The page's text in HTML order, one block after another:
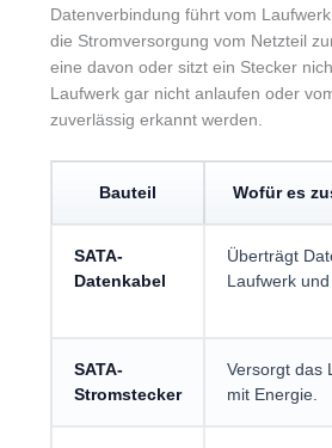
Datenverbindung führt vom
die Stromversorgung vom Netzteil
eine davon oder sitzt ein Stecker
Laufwerk gar nicht anlaufen oder
zuverlässig erkannt werden.
Bauteil Wofür es
SATA-
Datenkabel
Überträgt
Laufwerk
SATA-
Stromstecker
Versorgt das
mit Energie.